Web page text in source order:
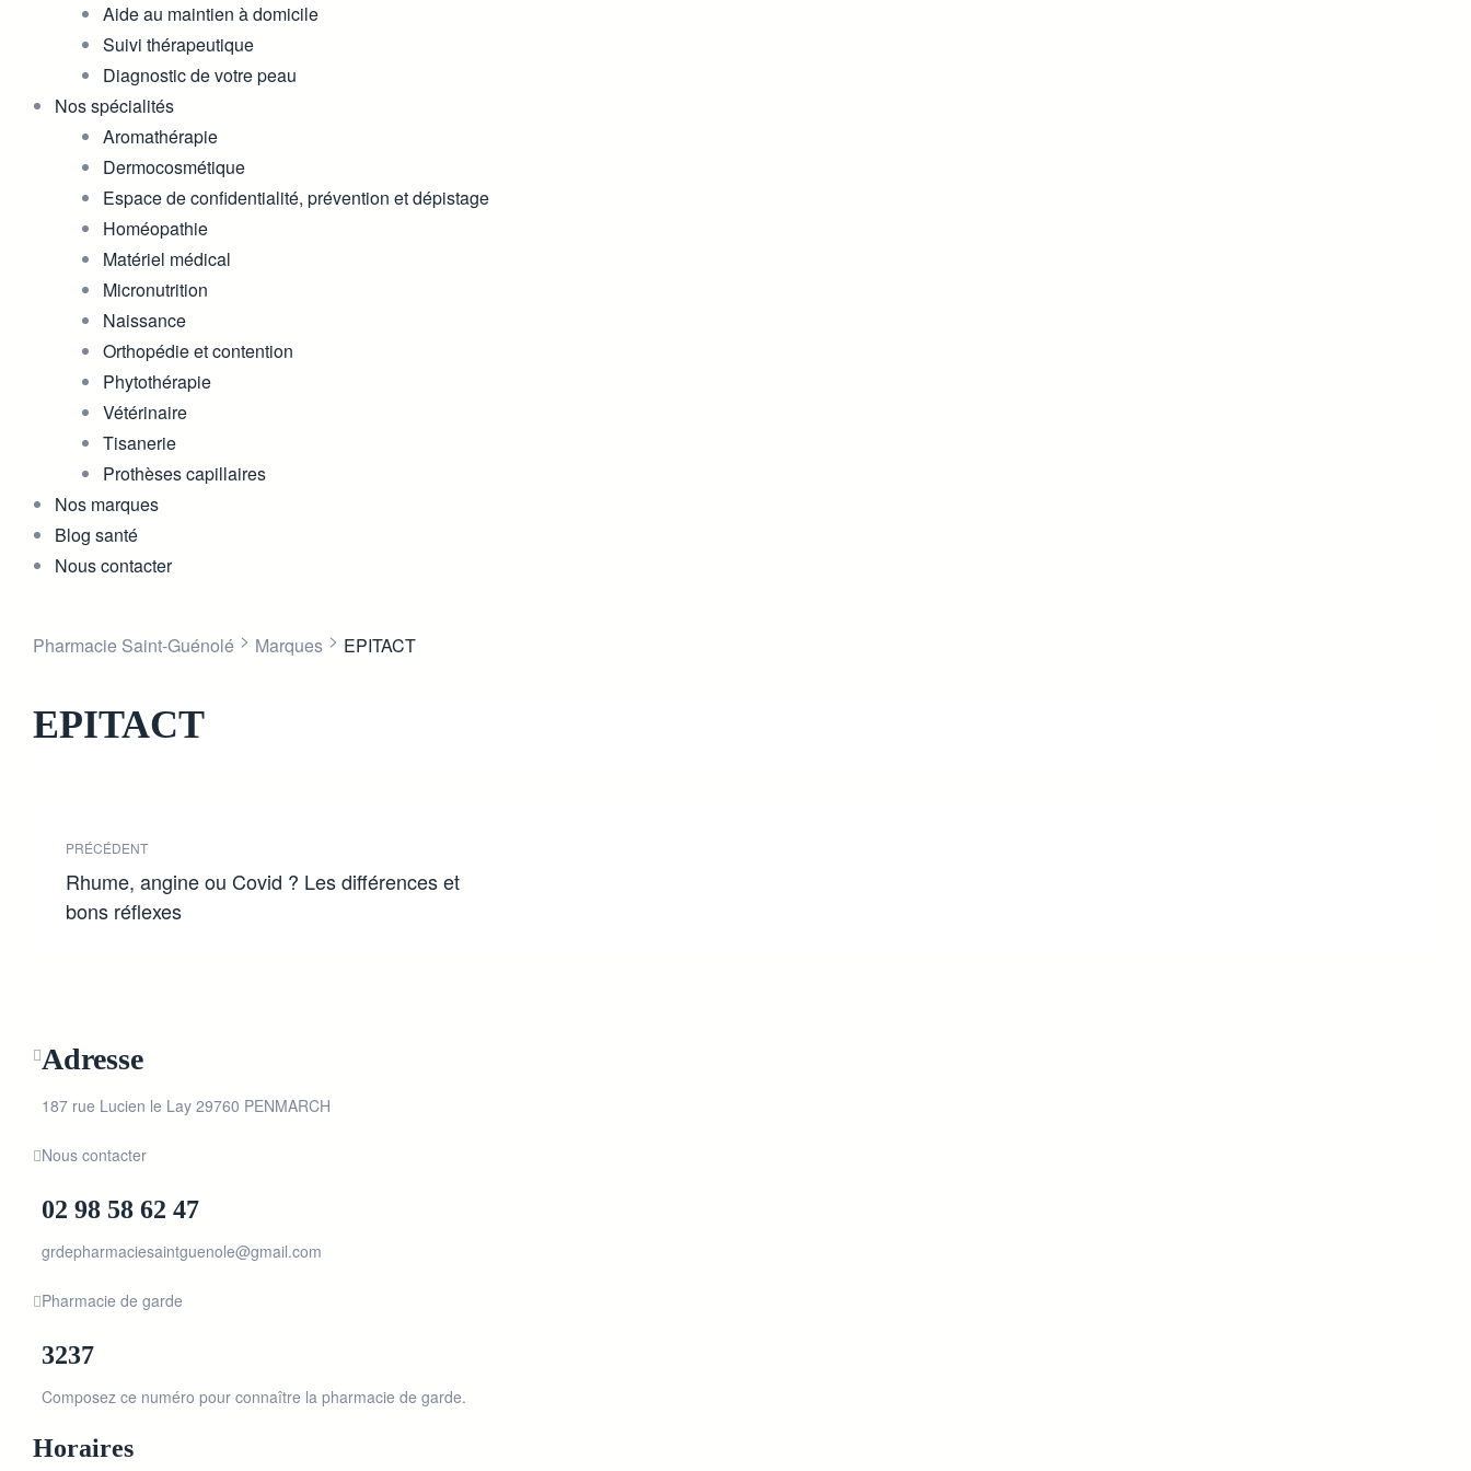
Aide au maintien à domicile
Suivi thérapeutique
Diagnostic de votre peau
Nos spécialités
Aromathérapie
Dermocosmétique
Espace de confidentialité, prévention et dépistage
Homéopathie
Matériel médical
Micronutrition
Naissance
Orthopédie et contention
Phytothérapie
Vétérinaire
Tisanerie
Prothèses capillaires
Nos marques
Blog santé
Nous contacter
Pharmacie Saint-Guénolé > Marques > EPITACT
EPITACT
PRÉCÉDENT
Rhume, angine ou Covid ? Les différences et
bons réflexes
Adresse
187 rue Lucien le Lay 29760 PENMARCH
Nous contacter
02 98 58 62 47
grdepharmaciesaintguenole@gmail.com
Pharmacie de garde
3237
Composez ce numéro pour connaître la pharmacie de garde.
Horaires